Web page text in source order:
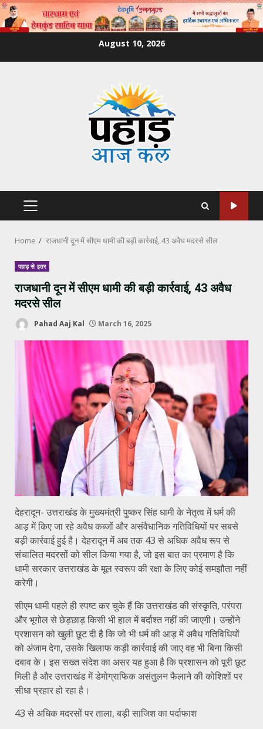
August 10, 2026
PRIMARY
Home राजधानी दून में सीएम धामी की बड़ी कार्रवाई, 43 अवैध मदरसे सील
पहाड़ से इतर
राजधानी दून में सीएम धामी की बड़ी कार्रवाई, 43 अवैध
मदरसे सील
Pahad Aaj Kal March 16, 2025
देहरादून- उत्तराखंड के मुख्यमंत्री पुष्कर सिंह धामी के नेतृत्व में धर्म की
आड़ में किए जा रहे अवैध कब्जों और असंवैधानिक गतिविधियों पर सबसे
बड़ी कार्रवाई हुई है। देहरादून में अब तक 43 से अधिक अवैध रूप से
संचालित मदरसों को सील किया गया है, जो इस बात का प्रमाण है कि
धामी सरकार उत्तराखंड के मूल स्वरूप की रक्षा के लिए कोई समझौता नहीं
करेगी।
सीएम धामी पहले ही स्पष्ट कर चुके हैं कि उत्तराखंड की संस्कृति, परंपरा
और भूगोल से छेड़छाड़ किसी भी हाल में बर्दाश्त नहीं की जाएगी। उन्होंने
प्रशासन को खुली छूट दी है कि जो भी धर्म की आड़ में अवैध गतिविधियों
को अंजाम देगा, उसके खिलाफ कड़ी कार्रवाई की जाए वह भी बिना किसी
दबाव के। इस सख्त संदेश का असर यह हुआ है कि प्रशासन को पूरी छूट
मिली है और उत्तराखंड में डेमोग्राफिक असंतुलन फैलाने की कोशिशों पर
सीधा प्रहार हो रहा है।
43 से अधिक मदरसों पर ताला, बड़ी साजिश का पर्दाफाश